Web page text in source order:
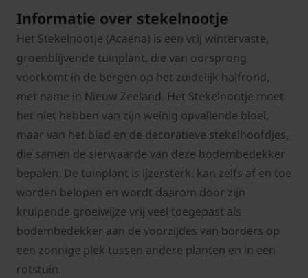
Informatie over stekelnootje
Het Stekelnootje (Acaena) is een vrij wintervaste,
groenblijvende tuinplant, die van oorsprong
voorkomt in de bergen op het zuidelijk halfrond,
met name in Nieuw Zeeland. Het Stekelnootje moet
het niet hebben van zijn weinig opvallende bloei,
maar van het blad en de decoratieve stekelhoofdjes,
die samen de sierwaarde van deze bodembedekker
bepalen. De tuinplant is ijzersterk, kan zelfs af en toe
worden belopen en wordt daarom door zijn
kruipende groeiwijze vrij veel toegepast als
bodembedekker aan de voorzijdes van borders op
een zonnige plek tussen andere planten en in een
rotstuin.